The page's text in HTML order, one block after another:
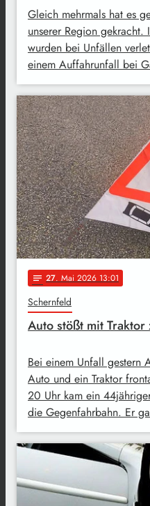
Gleich mehrmals hat es
unserer Region gekracht.
wurden bei Unfällen
einem Auffahrunfall bei
notes 27. Mai 2026 13:01
Schernfeld
Auto stößt mit Traktor
Bei einem Unfall gestern
Auto und ein Traktor
20 Uhr kam ein
die Gegenfahrbahn. Er